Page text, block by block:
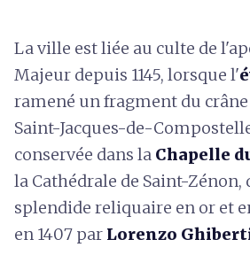
La ville est liée au culte de
Majeur depuis 1145, lorsque l'
ramené un fragment du
Saint-Jacques-de-
conservée dans la Chapelle
la Cathédrale de Saint-Zénon,
splendide reliquaire en or et
en 1407 par Lorenzo